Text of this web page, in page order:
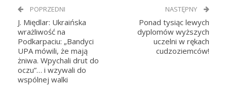
POPRZEDNI
J. Międlar: Ukraińska
wrażliwość na
Podkarpaciu: „Bandyci
UPA mówili, że mają
żniwa. Wpychali drut do
oczu”… i wzywali do
wspólnej walki
NASTĘPNY
Ponad tysiąc lewych
dyplomów wyższych
uczelni w rękach
cudzoziemców!